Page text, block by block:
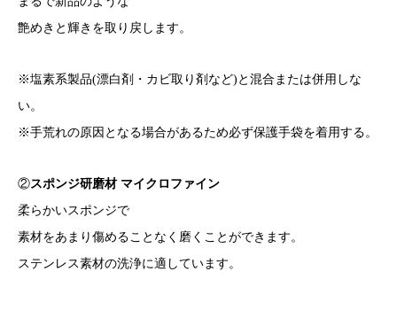
艶めきと輝きを取り戻します。
※塩素系製品(漂白剤・カビ取り剤など)と混合または併用しな
い。
※手荒れの原因となる場合があるため必ず保護手袋を着用する。
②スポンジ研磨材 マイクロファイン
柔らかいスポンジで
素材をあまり傷めることなく磨くことができます。
ステンレス素材の洗浄に適しています。